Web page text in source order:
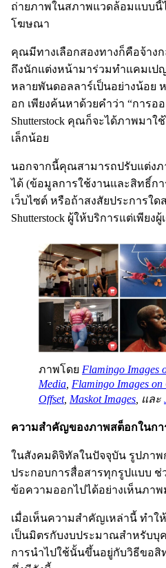
ถ่ายภาพในสภาพแวดล้อมแบบนี้
โฆษณา
คุณมีทางเลือกสองทางก็คือจ้าง
ถึงนักแต่งหน้ามาร่วมทำแคมเ
หลายพันดอลลาร์เป็นอย่างน้อย
อก เพียงค้นหาด้วยคำว่า “การอ
Shutterstock คุณก็จะได้ภาพมาใ
เล็กน้อย
นอกจากนี้คุณสามารถปรับแต่ง
ได้ (ข้อมูลการใช้งานและสิทธิ์ก
เว็บไซต์ หรือถ้าสงสัยประการใด
Shutterstock ผู้ให้บริการแต่เพียง
ภาพโดย Flamingo Images
Media Flamingo Images on
Offset, Maskot Images , และ
ความสำคัญของภาพสต็อกในก
ในสังคมดิจิทัลในปัจจุบัน รูปภาพ
ประกอบการสื่อสารทุกรูปแบบ ช่
ข้อความออกไปได้อย่างเห็นภา
เมื่อเห็นความสำคัญเหล่านี้ ทำใ
เป็นมิตรกับงบประมาณสำหรับบุ
การนำไปใช้นั้นขึ้นอยู่กับวิธีขอสิ